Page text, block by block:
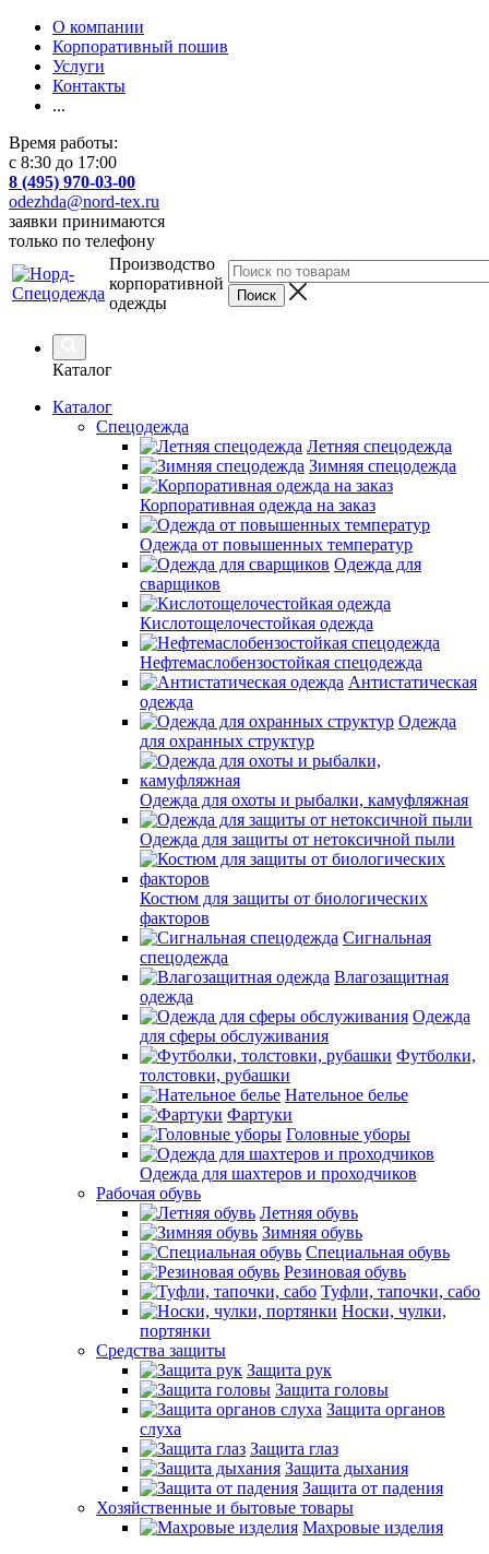
О компании
Корпоративный пошив
Услуги
Контакты
...
Время работы:
с 8:30 до 17:00
8 (495) 970-03-00
odezhda@nord-tex.ru
заявки принимаются
только по телефону
Производство
корпоративной
одежды
Каталог
Каталог
Спецодежда
Летняя спецодежда
Зимняя спецодежда
Корпоративная одежда на заказ
Одежда от повышенных температур
Одежда для
сварщиков
Кислотощелочестойкая одежда
Нефтемаслобензостойкая спецодежда
Антистатическая
одежда
Одежда
для охранных структур
Одежда для охоты и рыбалки, камуфляжная
Одежда для защиты от нетоксичной пыли
Костюм для защиты от биологических
факторов
Сигнальная
спецодежда
Влагозащитная
одежда
Одежда
для сферы обслуживания
Футболки,
толстовки, рубашки
Нательное белье
Фартуки
Головные уборы
Одежда для шахтеров и проходчиков
Рабочая обувь
Летняя обувь
Зимняя обувь
Специальная обувь
Резиновая обувь
Туфли, тапочки, сабо
Носки, чулки,
портянки
Средства защиты
Защита рук
Защита головы
Защита органов
слуха
Защита глаз
Защита дыхания
Защита от падения
Хозяйственные и бытовые товары
Махровые изделия